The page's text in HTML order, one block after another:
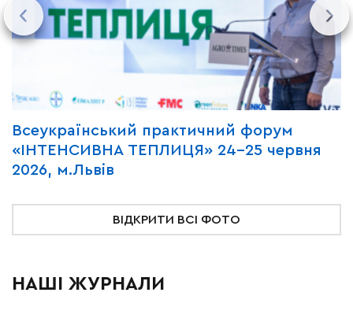
Всеукраїнський практичний форум
«ІНТЕНСИВНА ТЕПЛИЦЯ» 24-25 червня
2026, м.Львів
ВІДКРИТИ ВСІ ФОТО
НАШІ ЖУРНАЛИ